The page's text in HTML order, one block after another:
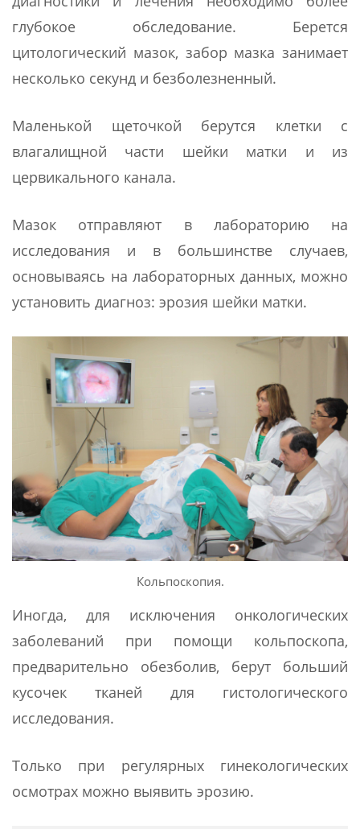
глубокое обследование. Берется
цитологический мазок, забор мазка занимает
несколько секунд и безболезненный.
Маленькой щеточкой берутся клетки с
влагалищной части шейки матки и из
цервикального канала.
Мазок отправляют в лабораторию на
исследования и в большинстве случаев,
основываясь на лабораторных данных, можно
установить диагноз: эрозия шейки матки.
Кольпоскопия.
Иногда, для исключения онкологических
заболеваний при помощи кольпоскопа,
предварительно обезболив, берут больший
кусочек тканей для гистологического
исследования.
Только при регулярных гинекологических
осмотрах можно выявить эрозию.